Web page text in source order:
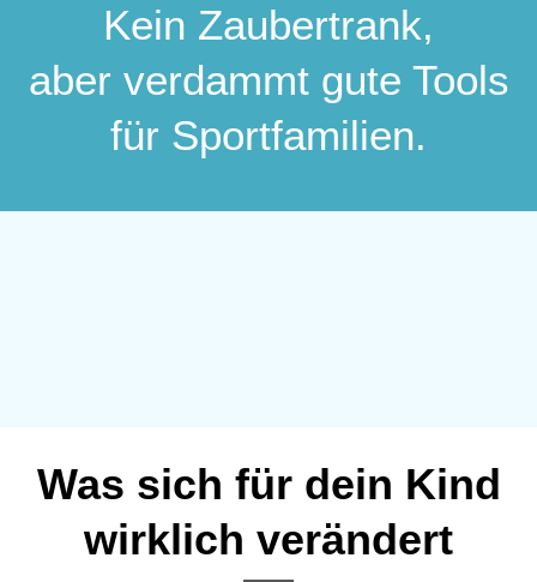
Kein Zaubertrank,
aber verdammt gute Tools
für Sportfamilien.
Was sich für dein Kind
wirklich verändert